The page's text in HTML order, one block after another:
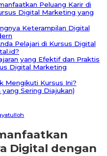
Peluang Karir di
Digital Marketing yang
Keterampilan Digital
Pelajari di Kursus Digital
yang Efektif dan Praktis
Digital Marketing
Mengikuti Kursus Ini?
Sering Diajukan)
Digital dengan